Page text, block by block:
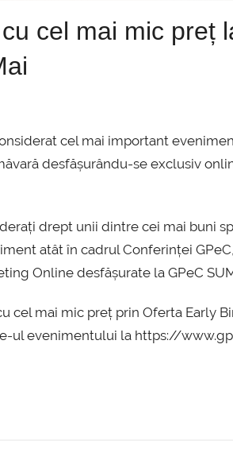
cel mai mic preț
cel mai important
desfășurându-se exclusiv
drept unii dintre cei mai buni
atât în cadrul Conferinței
Online desfășurate la GPeC
cel mai mic preț prin Oferta Early
ul evenimentului la https://